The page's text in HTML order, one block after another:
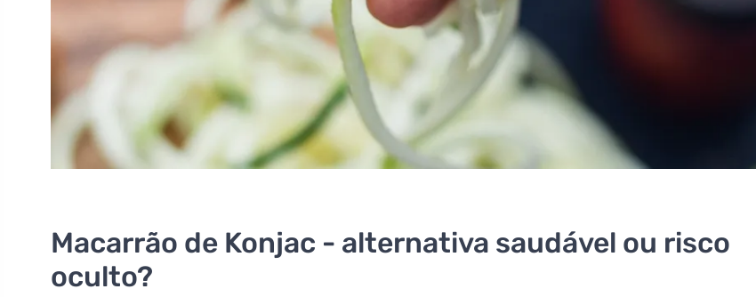
Macarrão de Konjac - alternativa saudável ou risco
oculto?